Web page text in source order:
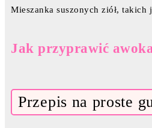
Mieszanka suszonych ziół,
Jak przyprawić
Przepis na proste